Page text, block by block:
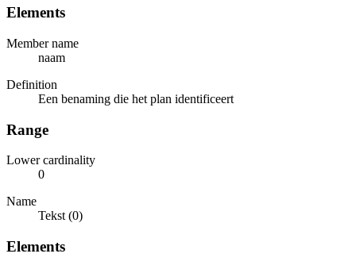
Elements
Member name
naam
Definition
Een benaming die het plan identificeert
Range
Lower cardinality
0
Name
Tekst (0)
Elements